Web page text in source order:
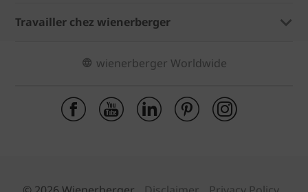
Travailler chez wienerberger
wienerberger Worldwide